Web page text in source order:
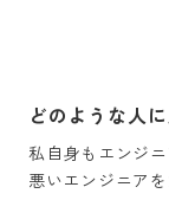
どのような人
私自身もエンジ
悪いエンジニア